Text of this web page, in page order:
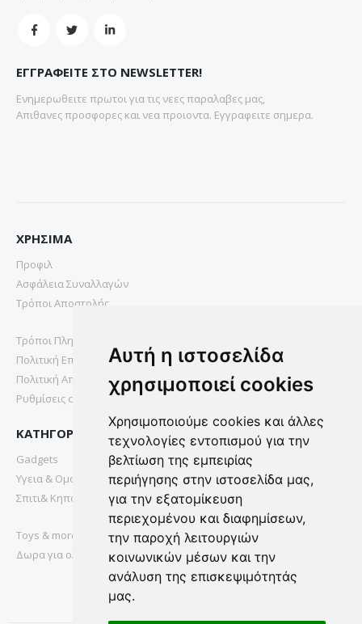
Αυτή η ιστοσελίδα
χρησιμοποιεί cookies
Χρησιμοποιούμε cookies και άλλες
τεχνολογίες εντοπισμού για την
βελτίωση της εμπειρίας
περιήγησης στην ιστοσελίδα μας,
για την εξατομίκευση
περιεχομένου και διαφημίσεων,
την παροχή λειτουργιών
κοινωνικών μέσων και την
ανάλυση της επισκεψιμότητάς
μας.
ΕΓΓΡΑΦΕΙΤΕ ΣΤΟ NEWSLETTER!
Ενημερωθειτε πρωτοι για τις νεες παραλαβες μας,
Απιθανες προσφορες και νεα προιοντα. Εγγραφειτε σημερα.
ΧΡΗΣΙΜΑ
Προφιλ
Ασφάλεια Συναλλαγών
Τρόποι Αποστολής
Τρόποι Πληρωμής
Πολιτική Επιστροφών
Πολιτική Απορρήτου
Ρυθμίσεις cookies
ΚΑΤΗΓΟΡΙΕΣ
Gadgets
Υγεια & Ομορφια
Σπιτι& Κηπος
Toys & more
Δωρα για ολους